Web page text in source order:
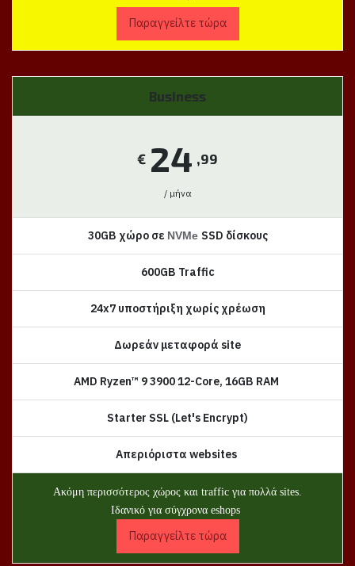
Παραγγείλτε τώρα
Business
€ 24 ,99
/ μήνα
30GB χώρο σε NVMe SSD δίσκους
600GB Traffic
24x7 υποστήριξη χωρίς χρέωση
Δωρεάν μεταφορά site
AMD Ryzen™ 9 3900 12-Core, 16GB RAM
Starter SSL (Let's Encrypt)
Απεριόριστα websites
Aκόμη περισσότερος χώρος και traffic για πολλά sites.
Ιδανικό για σύγχρονα eshops
Παραγγείλτε τώρα